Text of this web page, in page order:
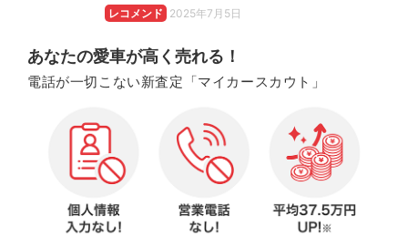
レコメンド 2025年7月5日
あなたの愛車が高く売れる！
電話が一切こない新査定「マイカースカウト」